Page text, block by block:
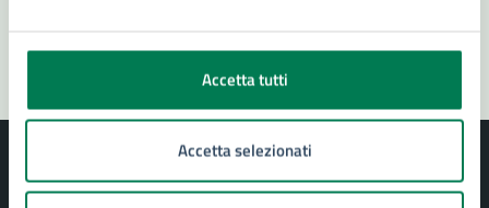
Accetta tutti
Accetta selezionati